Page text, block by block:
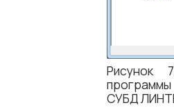
Рисунок
СУБД